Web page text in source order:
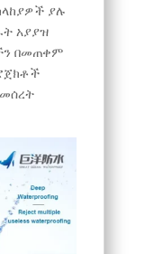
ያሉ
አያያዝ
በመጠቀም